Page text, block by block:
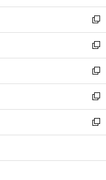
開
く
ウ
で
開
く
ン
ド
ウ
で
開
く
ウ
ィ
ン
ド
ウ
で
開
く
新
し
い
ウ
ィ
ン
ド
ウ
で
開
新
し
い
ウ
ィ
ン
ド
ウ
開
新
し
い
ウ
ィ
ン
ウ
新
し
い
ウ
ン
新
し
ウ